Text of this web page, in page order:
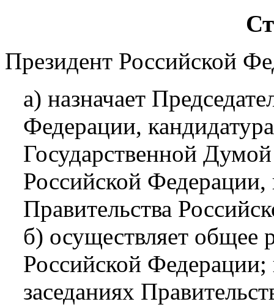
Президент Российской
а) назначает
Федерации,
Государственной
Российской Федерации,
Правительства
б) осуществляет общее
Российской Федерации;
заседаниях